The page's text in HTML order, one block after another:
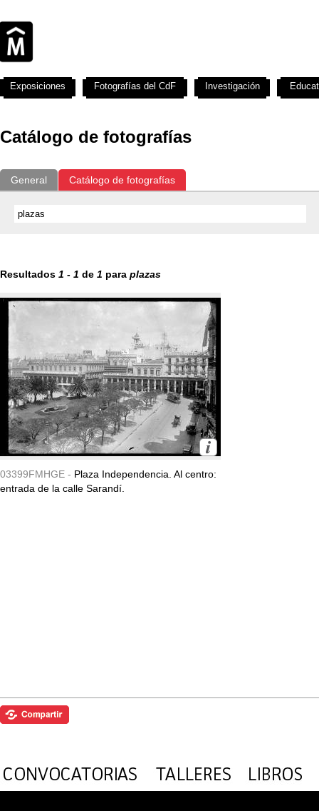
Catálogo de fotografías
General Catálogo de fotografías
Resultados 1 - 1 de 1 para plazas
03399FMHGE - Plaza Independencia. Al centro:
entrada de la calle Sarandí.
Exposiciones Fotografías del CdF Investigación